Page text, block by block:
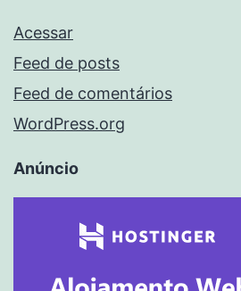
Acessar
Feed de posts
Feed de comentários
WordPress.org
Anúncio